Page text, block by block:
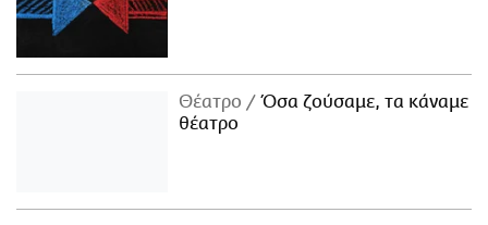
Θέατρο
Όσα ζούσαμε, τα κάναμε
θέατρο